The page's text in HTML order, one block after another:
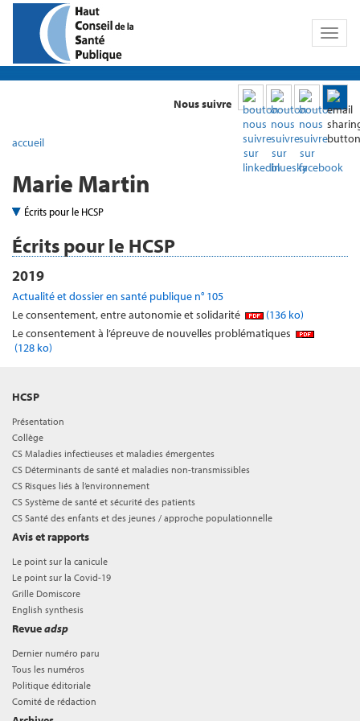
Toggle
Nous suivre
accueil
Marie Martin
Écrits pour le HCSP
Écrits pour le HCSP
2019
Actualité et dossier en santé publique n° 105
Le consentement, entre autonomie et solidarité
(136 ko)
Le consentement à l’épreuve de nouvelles problématiques
(128 ko)
HCSP
Présentation
Collège
CS Maladies infectieuses et maladies émergentes
CS Déterminants de santé et maladies non-transmissibles
CS Risques liés à l’environnement
CS Système de santé et sécurité des patients
CS Santé des enfants et des jeunes / approche populationnelle
Avis et rapports
Le point sur la canicule
Le point sur la Covid-19
Grille Domiscore
English synthesis
Revueadsp
Dernier numéro paru
Tous les numéros
Politique éditoriale
Comité de rédaction